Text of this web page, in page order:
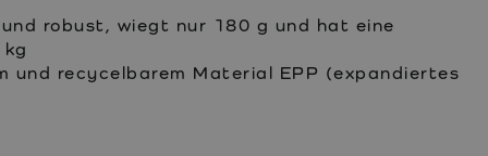
robust, wiegt nur 180 g und hat eine
und recycelbarem Material EPP (expandiertes